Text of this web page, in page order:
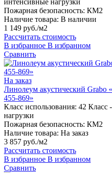
интенсивные нагрузки
Пожарная безопасность: КМ2
Наличие товара: В наличии
1 149 руб./м2
Рассчитать стоимость
В избранное В избранном
Сравнить
На заказ
Линолеум акустический Grabo
455-869»
Класс использования: 42 Класс
нагрузки
Пожарная безопасность: КМ2
Наличие товара: На заказ
3 857 руб./м2
Рассчитать стоимость
В избранное В избранном
Сравнить